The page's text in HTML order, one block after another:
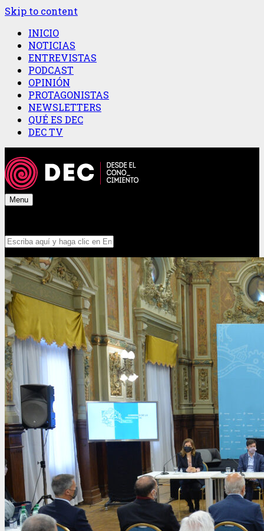
Skip to content
INICIO
NOTICIAS
ENTREVISTAS
PODCAST
OPINIÓN
PROTAGONISTAS
NEWSLETTERS
QUÉ ES DEC
DEC TV
Menu